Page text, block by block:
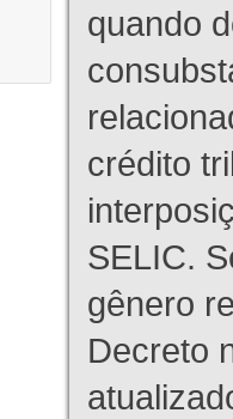
quando
crédito
SELIC.
gênero
Decreto